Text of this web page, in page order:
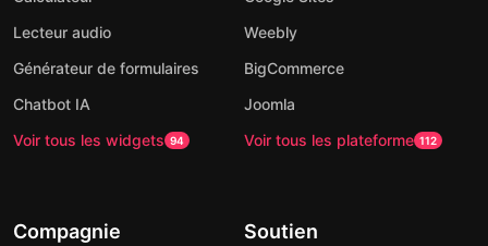
Lecteur audio
Générateur de formulaires
Chatbot IA
Voir tous les widgets 94
Weebly
BigCommerce
Joomla
Voir tous les plateforme 112
Compagnie Soutien